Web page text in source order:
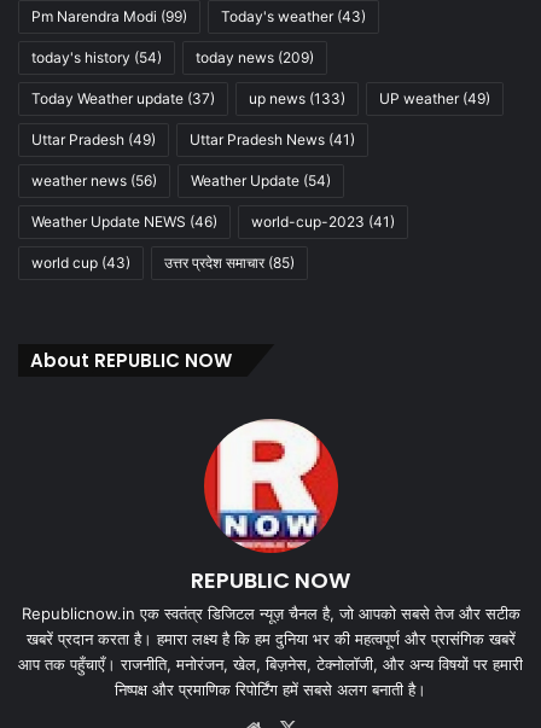
Pm Narendra Modi (99) Today's weather(43)
today's history (54) today news (209)
Today Weather update (37) up news (133) UP weather(49)
Uttar Pradesh (49) Uttar Pradesh News (41)
weather news (56) Weather Update (54)
Weather Update NEWS (46) world-cup-2023 (41)
world cup (43) उत्तर प्रदेश समाचार(85)
About REPUBLIC NOW
REPUBLIC NOW
Republicnow.in एक स्वतंत्र डिजिटल न्यूज़ चैनल है, जो आपको सबसे तेज और सटीक
खबरें प्रदान करता है। हमारा लक्ष्य है कि हम दुनिया भर की महत्वपूर्ण और प्रासंगिक खबरें
आप तक पहुँचाएँ। राजनीति, मनोरंजन, खेल, बिज़नेस, टेक्नोलॉजी, और अन्य विषयों पर हमारी
निष्पक्ष और प्रमाणिक रिपोर्टिंग हमें सबसे अलग बनाती है।